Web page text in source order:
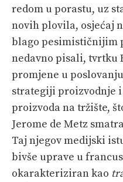
SHOP
redom u porastu, uz
novih plovila, osjećaj
blago pesimističnijim
nedavno pisali, tvrtku
promjene u
strategiji proizvodnje
proizvoda na tržište,
Jerome de Metz
Taj njegov medijski
bivše uprave u
okarakteriziran kao